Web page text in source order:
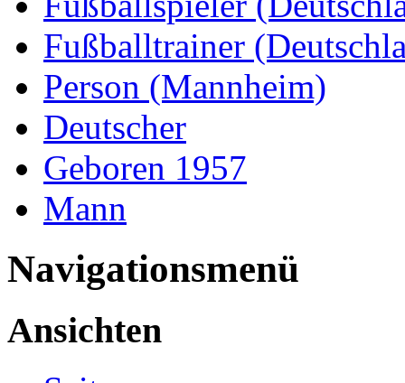
Fußballtrainer
Person (Mannheim)
Deutscher
Geboren 1957
Mann
Navigationsmenü
Ansichten